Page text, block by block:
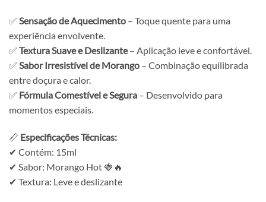
✅ Sensação de Aquecimento – Toque quente para uma
experiência envolvente.
✅ Textura Suave e Deslizante– Aplicação leve e confortável.
✅ Sabor Irresistível de Morango – Combinação equilibrada
entre doçura e calor.
✅ Fórmula Comestível e Segura – Desenvolvido para
momentos especiais.
📏 Especificações Técnicas:
✔ Contém: 15ml
✔ Sabor: Morango Hot 🍓🔥
✔ Textura: Leve e deslizante